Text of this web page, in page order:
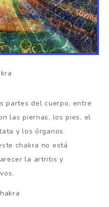
partes del cuerpo, entre
las piernas, los pies, el
y los órganos
chakra no está
la artritis y